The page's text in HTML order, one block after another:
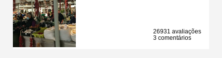
26931 avaliações
3 comentários